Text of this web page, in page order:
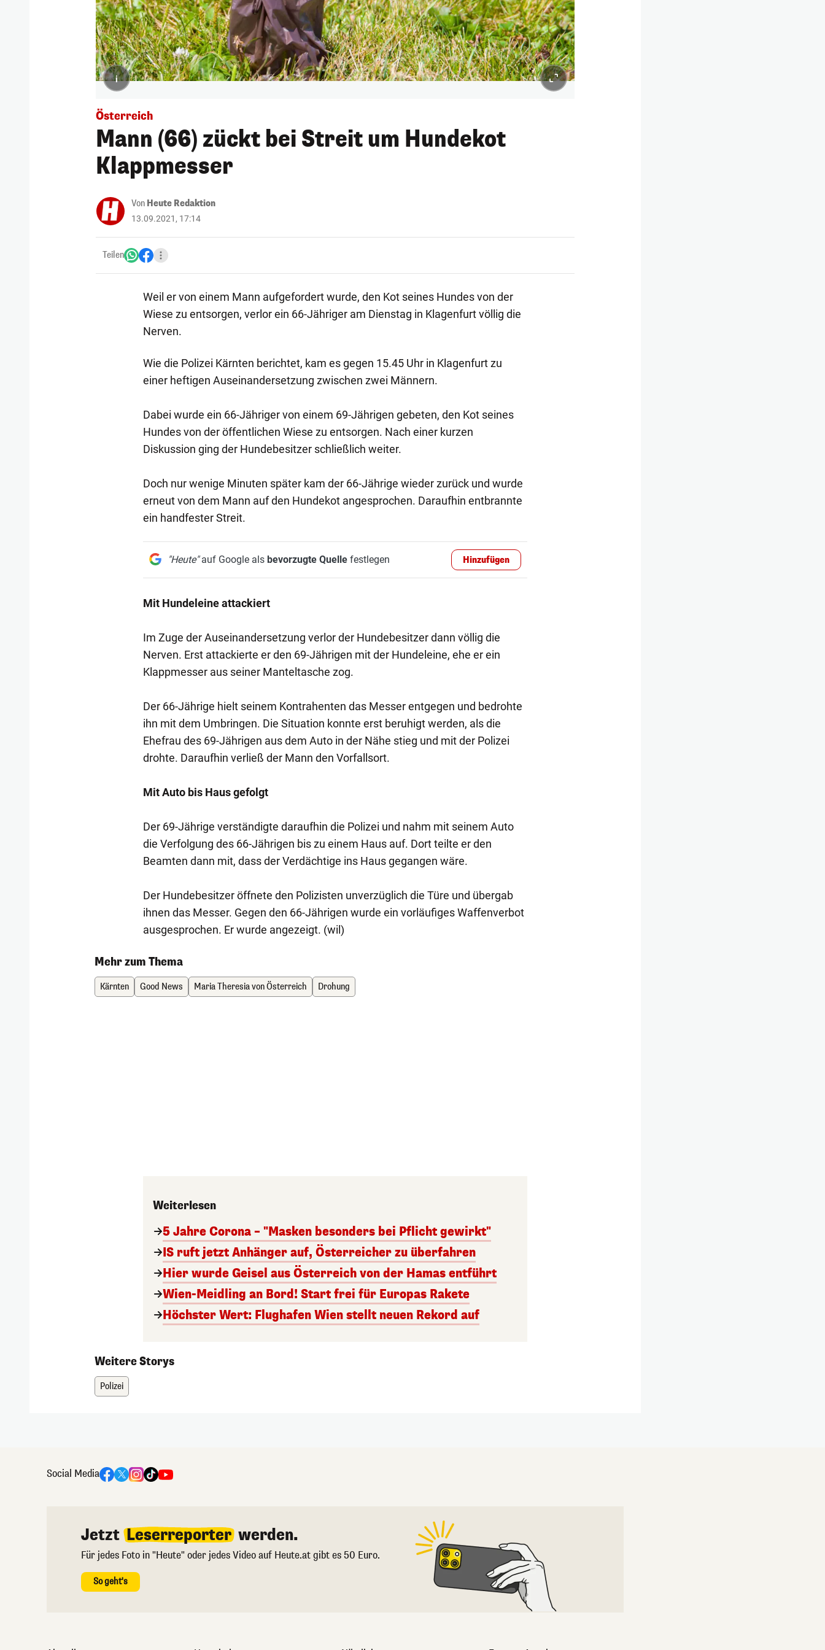
i
Österreich
Mann (66) zückt bei Streit um Hundekot
Klappmesser
Von Heute Redaktion
13.09.2021, 17:14
Teilen
Weil er von einem Mann aufgefordert wurde, den Kot seines Hundes von der
Wiese zu entsorgen, verlor ein 66-Jähriger am Dienstag in Klagenfurt völlig die
Nerven.
Wie die Polizei Kärnten berichtet, kam es gegen 15.45 Uhr in Klagenfurt zu
einer heftigen Auseinandersetzung zwischen zwei Männern.
Dabei wurde ein 66-Jähriger von einem 69-Jährigen gebeten, den Kot seines
Hundes von der öffentlichen Wiese zu entsorgen. Nach einer kurzen
Diskussion ging der Hundebesitzer schließlich weiter.
Doch nur wenige Minuten später kam der 66-Jährige wieder zurück und wurde
erneut von dem Mann auf den Hundekot angesprochen. Daraufhin entbrannte
ein handfester Streit.
"Heute"auf Google als bevorzugte Quellefestlegen Hinzufügen
Mit Hundeleine attackiert
Im Zuge der Auseinandersetzung verlor der Hundebesitzer dann völlig die
Nerven. Erst attackierte er den 69-Jährigen mit der Hundeleine, ehe er ein
Klappmesser aus seiner Manteltasche zog.
Der 66-Jährige hielt seinem Kontrahenten das Messer entgegen und bedrohte
ihn mit dem Umbringen. Die Situation konnte erst beruhigt werden, als die
Ehefrau des 69-Jährigen aus dem Auto in der Nähe stieg und mit der Polizei
drohte. Daraufhin verließ der Mann den Vorfallsort.
Mit Auto bis Haus gefolgt
Der 69-Jährige verständigte daraufhin die Polizei und nahm mit seinem Auto
die Verfolgung des 66-Jährigen bis zu einem Haus auf. Dort teilte er den
Beamten dann mit, dass der Verdächtige ins Haus gegangen wäre.
Der Hundebesitzer öffnete den Polizisten unverzüglich die Türe und übergab
ihnen das Messer. Gegen den 66-Jährigen wurde ein vorläufiges Waffenverbot
ausgesprochen. Er wurde angezeigt. (wil)
Mehr zum Thema
Kärnten Good News Maria Theresia von Österreich Drohung
Weiterlesen
5 Jahre Corona – "Masken besonders bei Pflicht gewirkt"
IS ruft jetzt Anhänger auf, Österreicher zu überfahren
Hier wurde Geisel aus Österreich von der Hamas entführt
Wien-Meidling an Bord! Start frei für Europas Rakete
Höchster Wert: Flughafen Wien stellt neuen Rekord auf
Weitere Storys
Polizei
Social Media
Jetzt Leserreporter werden.
Für jedes Foto in "Heute" oder jedes Video auf Heute.at gibt es 50 Euro.
So geht's